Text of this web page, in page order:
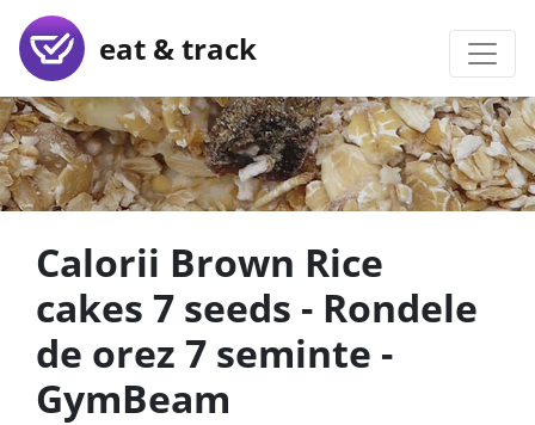
eat & track
Calorii Brown Rice
cakes 7 seeds - Rondele
de orez 7 seminte -
GymBeam